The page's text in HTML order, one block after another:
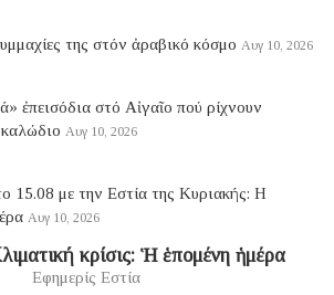
της στόν ἀραβικό κόσμο Αυγ 10, 2026
ἐπεισόδια στό Αἰγαῖο πού ρίχνουν
Αυγ 10, 2026
15.08 με την Εστία της Κυριακής: Η
Αυγ 10, 2026
κρίσις: Ἡ ἑπομένη ἡμέρα
Εφημερίς Εστία